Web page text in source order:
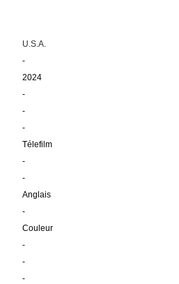
U.S.A.
-
2024
-
-
-
Télefilm
-
-
Anglais
-
Couleur
-
-
-